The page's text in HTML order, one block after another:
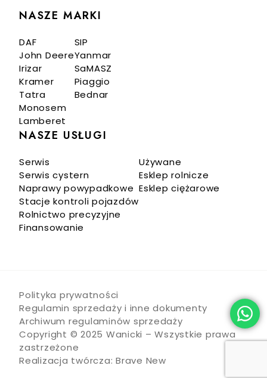
NASZE MARKI
DAF
John Deere
Irizar
Kramer
Tatra
Monosem
Lamberet
SIP
Yanmar
SaMASZ
Piaggio
Bednar
NASZE USŁUGI
Serwis
Serwis cystern
Naprawy powypadkowe
Stacje kontroli pojazdów
Rolnictwo precyzyjne
Finansowanie
Używane
Esklep rolnicze
Esklep ciężarowe
Polityka prywatności
Regulamin sprzedaży i inne dokumenty
Archiwum regulaminów sprzedaży
Copyright © 2025 Wanicki – Wszystkie prawa
zastrzeżone
Realizacja twórcza: Brave New